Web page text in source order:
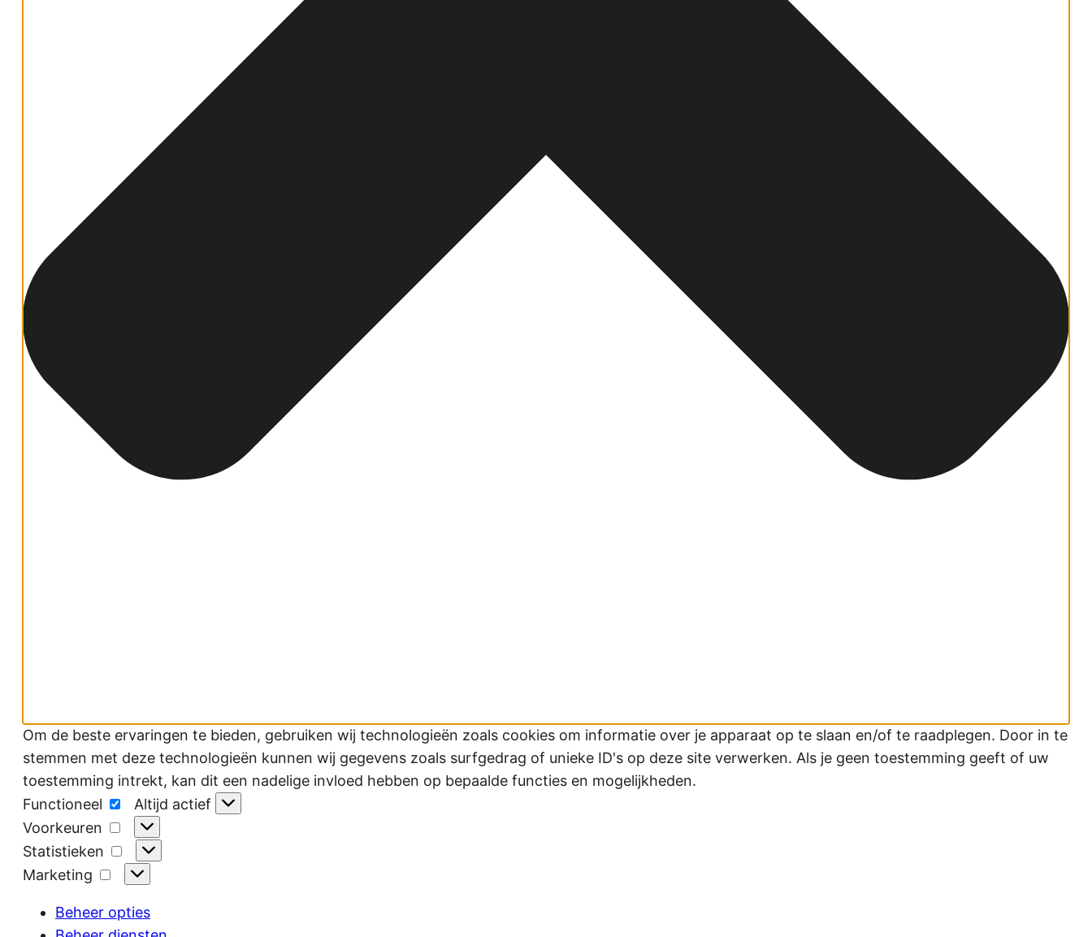
Om de beste ervaringen te bieden, gebruiken wij technologieën zoals cookies om informatie over je apparaat op te slaan en/of te raadplegen. Door in te
stemmen met deze technologieën kunnen wij gegevens zoals surfgedrag of unieke ID's op deze site verwerken. Als je geen toestemming geeft of uw
toestemming intrekt, kan dit een nadelige invloed hebben op bepaalde functies en mogelijkheden.
Functioneel
Functioneel
Altijd actief
Voorkeuren
Voorkeuren
Statistieken
Statistieken
Marketing
Marketing
Beheer opties